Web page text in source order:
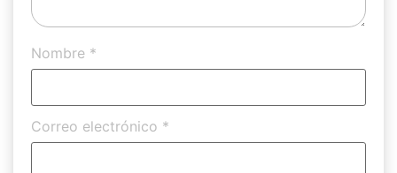
Nombre *
Correo electrónico *